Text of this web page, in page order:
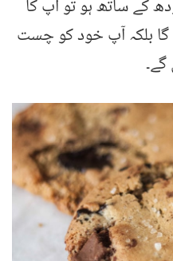
کے ساتھ ہو تو آپ کا
بلکہ آپ خود کو چست